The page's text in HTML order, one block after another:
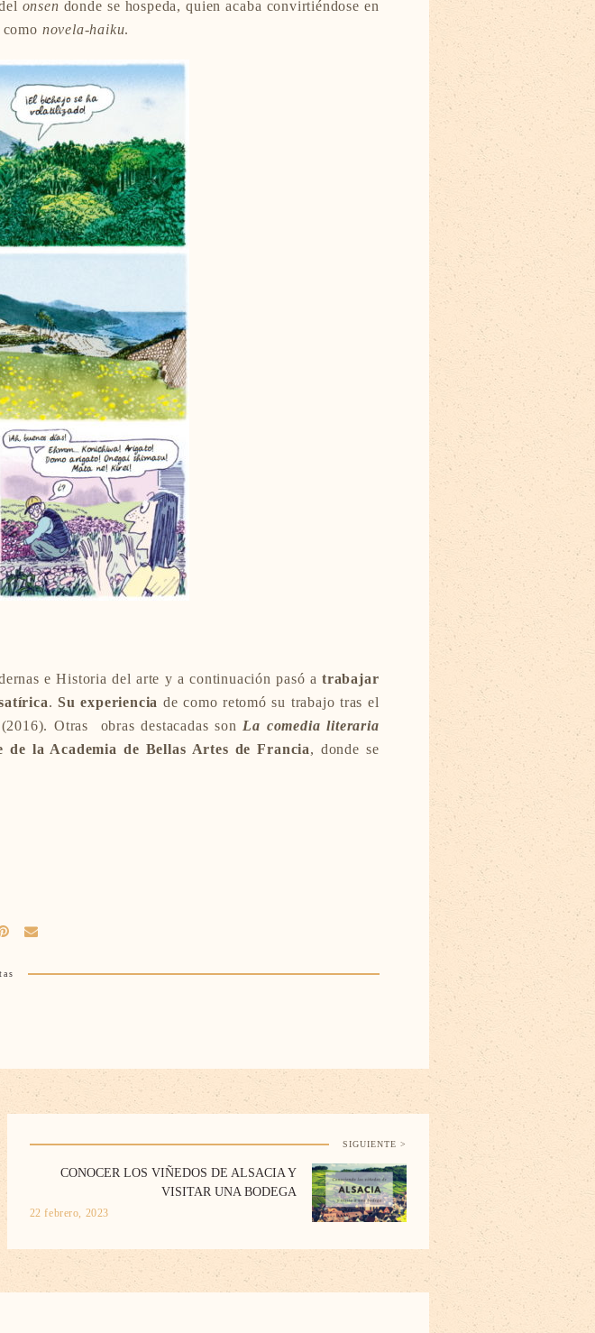
onsen donde se hospeda, quien acaba convirtiéndose en
novela-haiku.
e Historia del arte y a continuación pasó atrabajar
.Su experiencia de como retomó su trabajo tras el
(2016). Otras obras destacadas son La comedia literaria
de la Academia de Bellas Artes de Francia, donde se
SIGUIENTE >
CONOCER LOS VIÑEDOS DE ALSACIA Y
VISITAR UNA BODEGA
22 febrero, 2023